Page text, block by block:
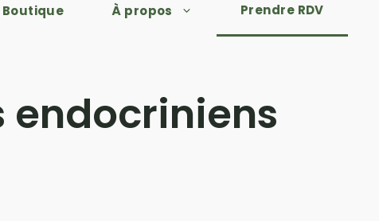
Boutique À propos Prendre RDV
endocriniens